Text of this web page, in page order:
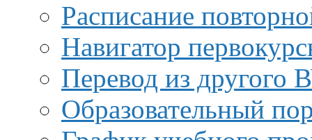
Расписание
Навигатор
Перевод из другого
Образовательный